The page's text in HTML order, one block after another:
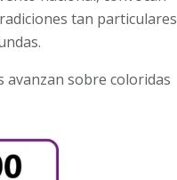
tan particulares
avanzan sobre coloridas